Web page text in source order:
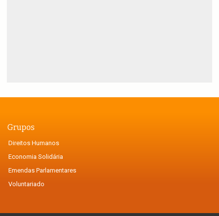
Grupos
Direitos Humanos
Economia Solidária
Emendas Parlamentares
Voluntariado